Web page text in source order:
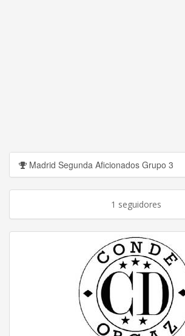
Madrid Segunda Aficionados Grupo 3
1 seguidores